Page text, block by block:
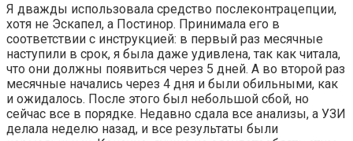
Я дважды использовала средство послеконтрацепции,
хотя не Эскапел, а Постинор. Принимала его в
соответствии с инструкцией: в первый раз месячные
наступили в срок, я была даже удивлена, так как читала,
что они должны появиться через 5 дней. А во второй раз
месячные начались через 4 дня и были обильными, как
и ожидалось. После этого был небольшой сбой, но
сейчас все в порядке. Недавно сдала все анализы, а УЗИ
делала неделю назад, и все результаты были